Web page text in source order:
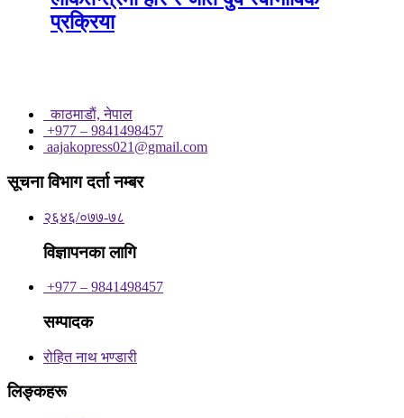
प्रक्रिया
काठमाडाैं, नेपाल
+977 – 9841498457
aajakopress021@gmail.com
सूचना विभाग दर्ता नम्बर
२६४६/०७७-७८
विज्ञापनका लागि
+977 – 9841498457
सम्पादक
रोहित नाथ भण्डारी
लिङ्कहरू